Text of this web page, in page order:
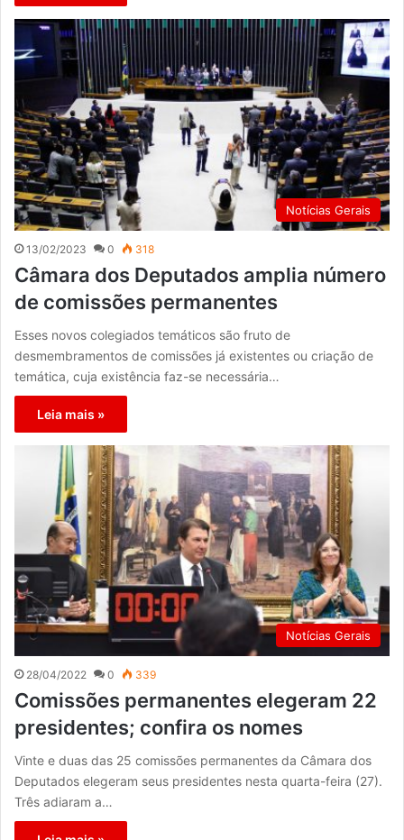
Notícias Gerais
13/02/2023 0 318
Câmara dos Deputados amplia número
de comissões permanentes
Esses novos colegiados temáticos são fruto de
desmembramentos de comissões já existentes ou criação de
temática, cuja existência faz-se necessária…
Leia mais »
Notícias Gerais
28/04/2022 0 339
Comissões permanentes elegeram 22
presidentes; confira os nomes
Vinte e duas das 25 comissões permanentes da Câmara dos
Deputados elegeram seus presidentes nesta quarta-feira (27).
Três adiaram a…